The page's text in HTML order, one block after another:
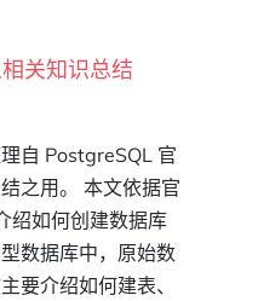
关知识总结
自 PostgreSQL 官
之用。 本文依据官
绍如何创建数据库
数据库中，原始数
要介绍如何建表、